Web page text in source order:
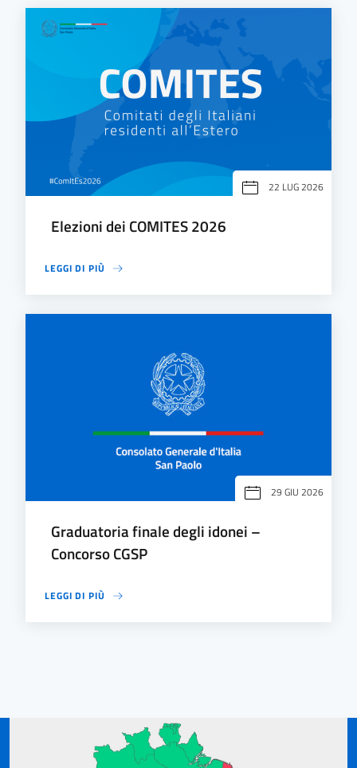
22 LUG 2026
Elezioni dei COMITES 2026
LEGGI DI PIÙ
29 GIU 2026
Graduatoria finale degli idonei –
Concorso CGSP
LEGGI DI PIÙ